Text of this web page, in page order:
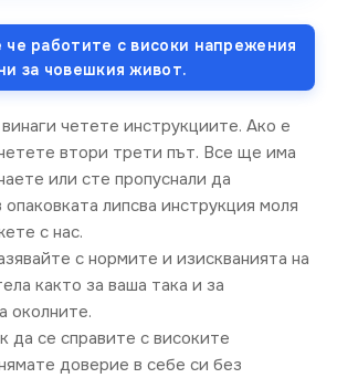
че работите с високи напрежения
за човешкия живот.
четете инструкциите. Ако е
втори трети път. Все ще има
или сте пропуснали да
липсва инструкция моля
с нас.
с нормите и изискванията на
както за ваша така и за
околните.
да се справите с високите
доверие в себе си без